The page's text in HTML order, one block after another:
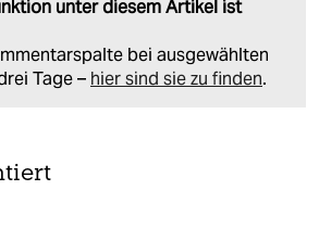
unter diesem Artikel ist
bei ausgewählten
Tage – hier sind sie zu finden.